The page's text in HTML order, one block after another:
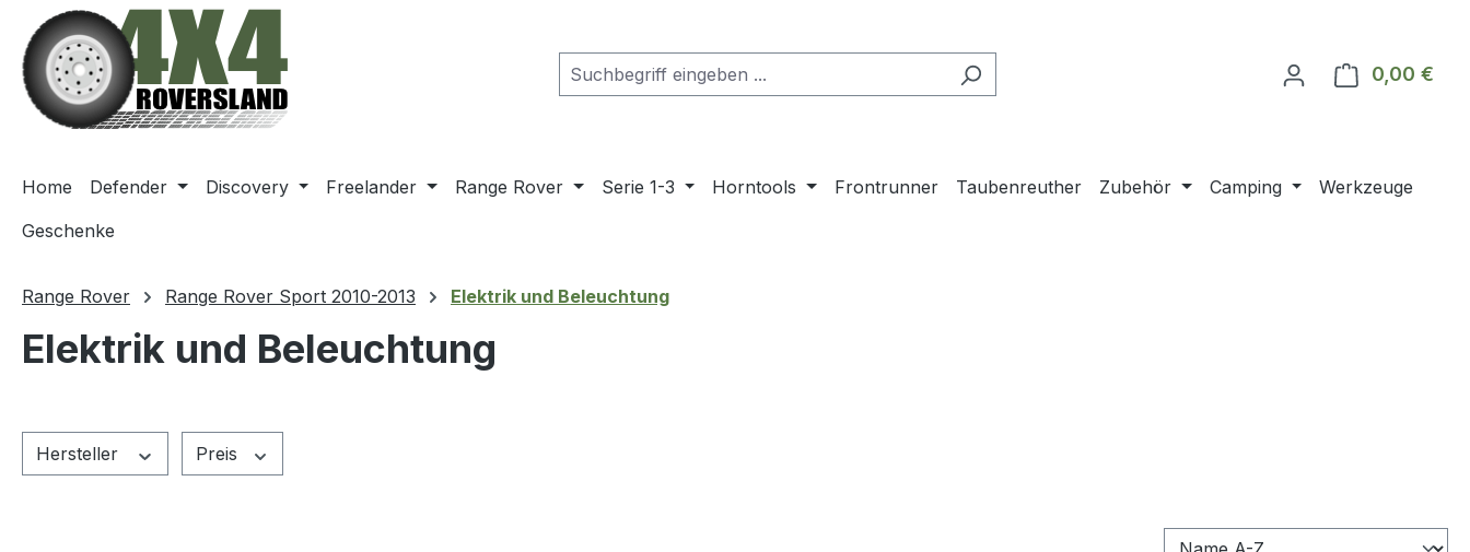
Hauptinhalt springen
Zur Suche springen
Zur Hauptnavigation springen
0,00 €
Home Defender Discovery Freelander Range Rover Serie 1-3 Horntools Frontrunner Taubenreuther Zubehör Camping
Werkzeuge
Geschenke
Range Rover Range Rover Sport 2010-2013 Elektrik und Beleuchtung
Elektrik und Beleuchtung
Hersteller Preis